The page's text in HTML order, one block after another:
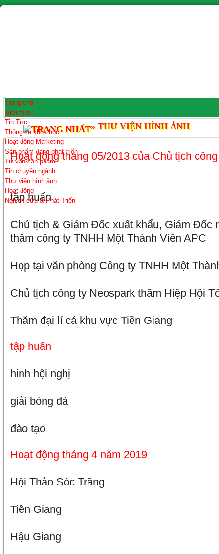
Trang chủ
Giới thiệu
Tin Tức
Thông tin khoa học
Hoạt động Marketing
Sản phẩm đang phát triển
Tư vấn sản phẩm
Tin chuyên ngành
Thư viện hình ảnh
Hoạt động
Nghiên cứu & Phát Triển
» THƯ VIỆN HÌNH ẢNH
Hoạt động tháng 05/2013 của Chủ tịch
5 photos | 1037 view
tập huấn
Chủ tịch & Giám Đốc xuất khẩu, Giám Đốc
thăm công ty TNHH Một Thành Viên APC
Họp tại văn phòng Công ty TNHH Một
Chủ tịch công ty Neospark thăm Hiệp Hội
Thăm đại lí cá khu vực Tiền Giang
tập huấn
hinh hội nghị
giải bóng đá
đào tạo
Hoạt động tháng 4 năm 2019
Hội Thảo Sóc Trăng
Tiền Giang
Hậu Giang